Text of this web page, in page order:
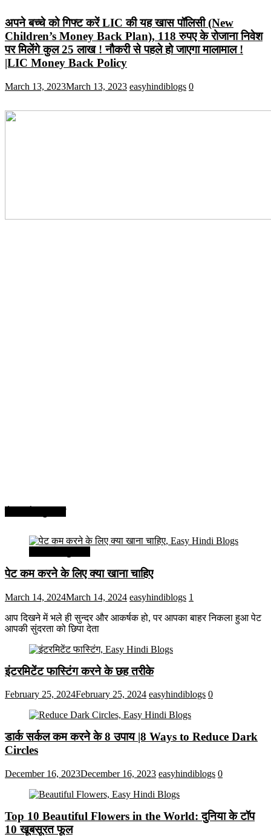
अपने बच्चे को गिफ्ट करें LIC की यह खास पॉलिसी (New
Children’s Money Back Plan), 118 रुपए के रोजाना निवेश
पर मिलेंगे कुल 25 लाख ! नौकरी से पहले हो जाएगा मालामाल !
|LIC Money Back Policy
March 13, 2023March 13, 2023 easyhindiblogs 0
पेट कम करने के लिए क्या खाना चाहिए
March 14, 2024March 14, 2024 easyhindiblogs 1
आप दिखने में भले ही सुन्दर और आकर्षक हो, पर आपका बाहर निकला हुआ पेट
आपकी सुंदरता को छिपा देता
इंटरमिटेंट फास्टिंग करने के छह तरीके
February 25, 2024February 25, 2024 easyhindiblogs 0
डार्क सर्कल कम करने के 8 उपाय |8 Ways to Reduce Dark
Circles
December 16, 2023December 16, 2023 easyhindiblogs 0
Top 10 Beautiful Flowers in the World: दुनिया के टॉप
10 खूबसूरत फूल